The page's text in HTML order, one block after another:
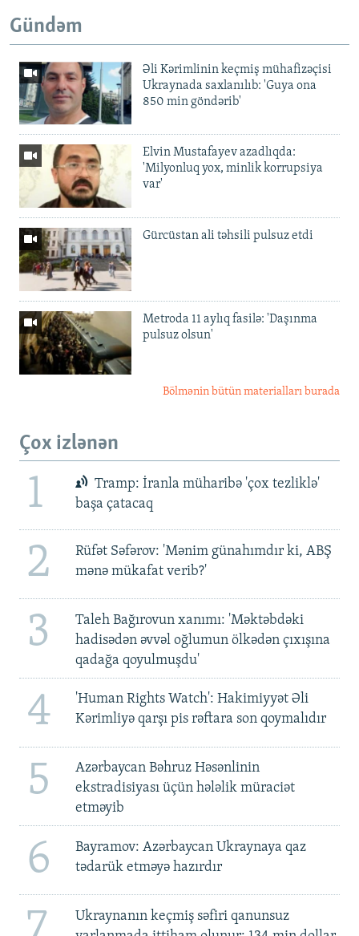
Gündəm
Əli Kərimlinin keçmiş mühafizəçisi
Ukraynada saxlanılıb: 'Guya ona
850 min göndərib'
Elvin Mustafayev azadlıqda:
'Milyonluq yox, minlik korrupsiya
var'
Gürcüstan ali təhsili pulsuz etdi
Metroda 11 aylıq fasilə: 'Daşınma
pulsuz olsun'
Bölmənin bütün materialları burada
Çox izlənən
1
Tramp: İranla müharibə 'çox tezliklə'
başa çatacaq
2
Rüfət Səfərov: 'Mənim günahımdır ki, ABŞ
mənə mükafat verib?'
3
Taleh Bağırovun xanımı: 'Məktəbdəki
hadisədən əvvəl oğlumun ölkədən çıxışına
qadağa qoyulmuşdu'
4
'Human Rights Watch': Hakimiyyət Əli
Kərimliyə qarşı pis rəftara son qoymalıdır
5
Azərbaycan Bəhruz Həsənlinin
ekstradisiyası üçün hələlik müraciət
etməyib
6
Bayramov: Azərbaycan Ukraynaya qaz
tədarük etməyə hazırdır
Ukraynanın keçmiş səfiri qanunsuz